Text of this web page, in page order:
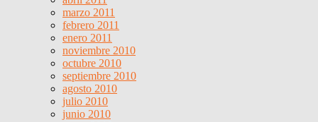
marzo 2011
febrero 2011
enero 2011
noviembre 2010
octubre 2010
septiembre 2010
agosto 2010
julio 2010
junio 2010